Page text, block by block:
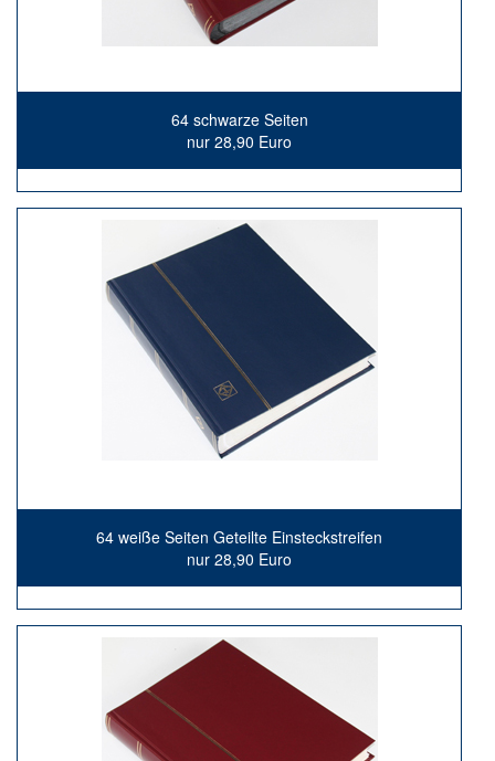
64 schwarze Seiten
nur 28,90 Euro
64 weiße Seiten Geteilte Einsteckstreifen
nur 28,90 Euro